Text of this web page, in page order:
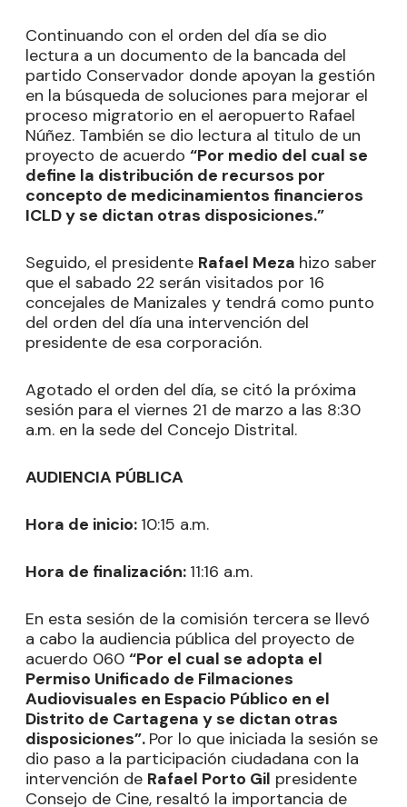
Continuando con el orden del día se dio
lectura a un documento de la bancada del
partido Conservador donde apoyan la gestión
en la búsqueda de soluciones para mejorar el
proceso migratorio en el aeropuerto Rafael
Núñez. También se dio lectura al titulo de un
proyecto de acuerdo “Por medio del cual se
define la distribución de recursos por
concepto de medicinamientos financieros
ICLD y se dictan otras disposiciones.”
Seguido, el presidente Rafael Meza hizo saber
que el sabado 22 serán visitados por 16
concejales de Manizales y tendrá como punto
del orden del día una intervención del
presidente de esa corporación.
Agotado el orden del día, se citó la próxima
sesión para el viernes 21 de marzo a las 8:30
a.m. en la sede del Concejo Distrital.
AUDIENCIA PÚBLICA
Hora de inicio: 10:15 a.m.
Hora de finalización: 11:16 a.m.
En esta sesión de la comisión tercera se llevó
a cabo la audiencia pública del proyecto de
acuerdo 060 “Por el cual se adopta el
Permiso Unificado de Filmaciones
Audiovisuales en Espacio Público en el
Distrito de Cartagena y se dictan otras
disposiciones”. Por lo que iniciada la sesión se
dio paso a la participación ciudadana con la
intervención de Rafael Porto Gil presidente
Consejo de Cine, resaltó la importancia de